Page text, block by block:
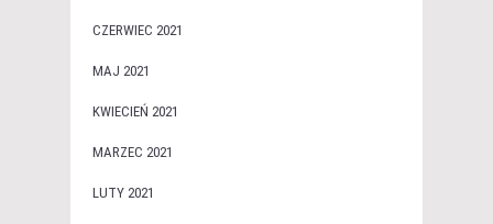
CZERWIEC 2021
MAJ 2021
KWIECIEŃ 2021
MARZEC 2021
LUTY 2021